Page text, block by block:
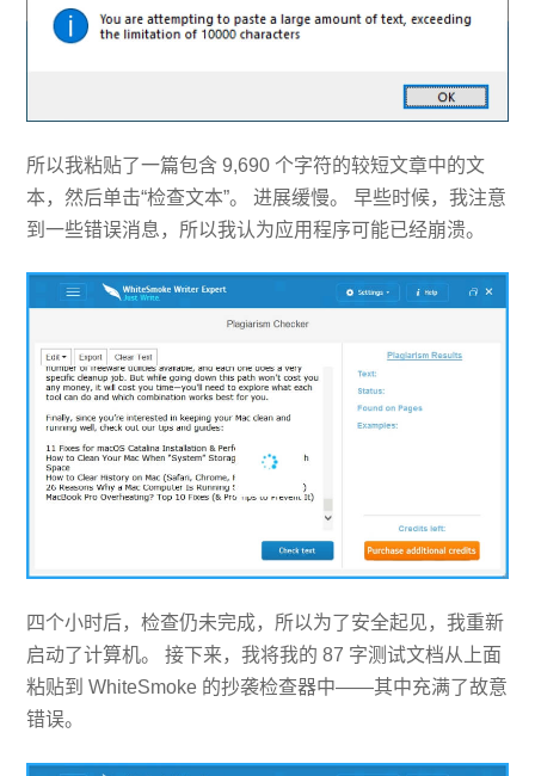
所以我粘贴了一篇包含 9,690 个字符的较短文章中的文
本，然后单击“检查文本”。 进展缓慢。 早些时候，我注意
到一些错误消息，所以我认为应用程序可能已经崩溃。
四个小时后，检查仍未完成，所以为了安全起见，我重新
启动了计算机。 接下来，我将我的 87 字测试文档从上面
粘贴到 WhiteSmoke 的抄袭检查器中——其中充满了故意
错误。